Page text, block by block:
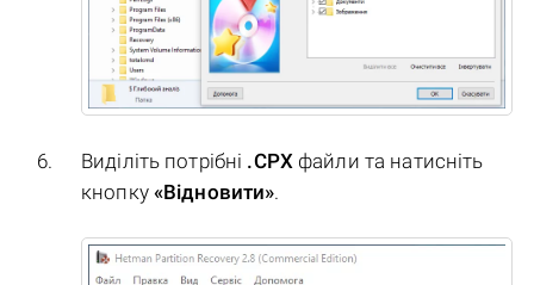
Виділіть потрібні .CPX файли та натисніть
кнопку «Відновити».